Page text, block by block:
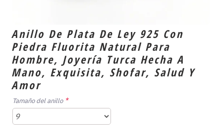
Anillo De Plata De Ley 925 Con
Piedra Fluorita Natural Para
Hombre, Joyería Turca Hecha A
Mano, Exquisita, Shofar, Salud Y
Amor
Tamaño del anillo